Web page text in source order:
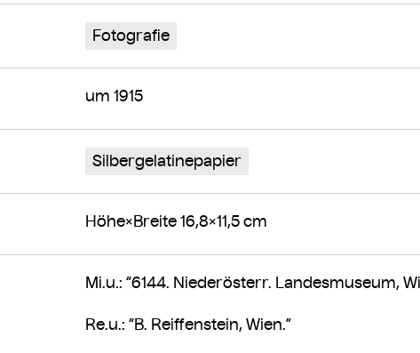
Fotografie
um 1915
Silbergelatinepapier
Höhe×Breite 16,8×11,5 cm
Mi.u.: “6144. Niederösterr. Landesmuseum,
Re.u.: “B. Reiffenstein, Wien.”